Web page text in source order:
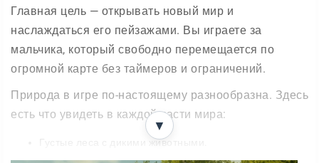
Главная цель — открывать новый мир и
наслаждаться его пейзажами. Вы играете за
мальчика, который свободно перемещается по
огромной карте без таймеров и ограничений.
Природа в игре по-настоящему разнообразна. Здесь
есть что увидеть в каждой части мира:
Густые леса с дикими животными.
▼